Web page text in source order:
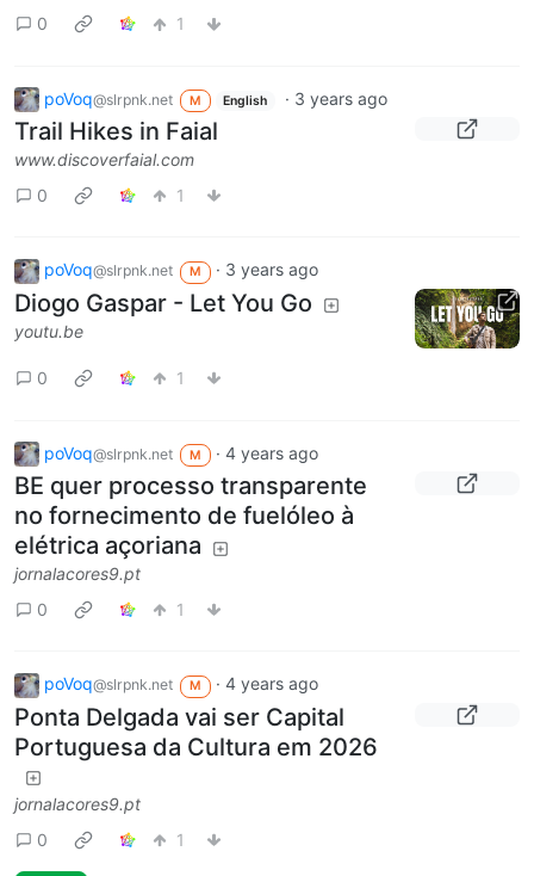
0
1
poVoq@slrpnk.net M English · 3 years ago
Trail Hikes in Faial
www.discoverfaial.com
0
1
poVoq@slrpnk.net M · 3 years ago
Diogo Gaspar - Let You Go
youtu.be
0 1
poVoq@slrpnk.net M · 4 years ago
BE quer processo transparente
no fornecimento de fuelóleo à
elétrica açoriana
jornalacores9.pt
0
1
poVoq@slrpnk.net M · 4 years ago
Ponta Delgada vai ser Capital
Portuguesa da Cultura em 2026
jornalacores9.pt
0
1